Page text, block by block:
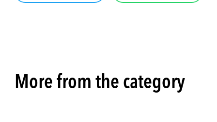
More from the category